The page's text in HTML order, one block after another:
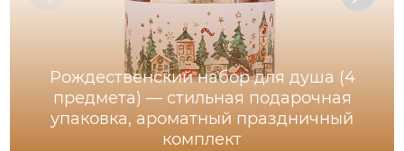
Рождественский набор для душа (4
предмета) — стильная подарочная
упаковка, ароматный праздничный
комплект